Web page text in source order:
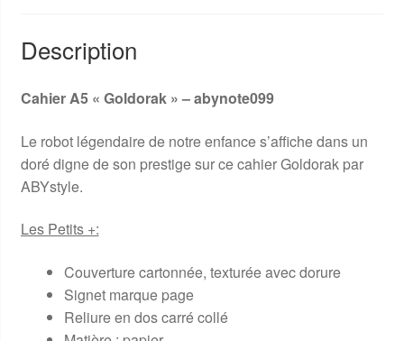
Description
Cahier A5 « Goldorak » – abynote099
Le robot légendaire de notre enfance s’affiche dans un
doré digne de son prestige sur ce cahier Goldorak par
ABYstyle.
Les Petits +:
Couverture cartonnée, texturée avec dorure
Signet marque page
Reliure en dos carré collé